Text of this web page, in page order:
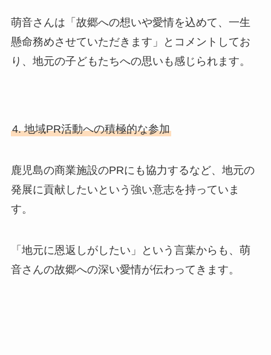
萌音さんは「故郷への想いや愛情を込めて、一生
懸命務めさせていただきます」とコメントしてお
り、地元の子どもたちへの思いも感じられます。
4. 地域PR活動への積極的な参加
鹿児島の商業施設のPRにも協力するなど、地元の
発展に貢献したいという強い意志を持っていま
す。
「地元に恩返しがしたい」という言葉からも、萌
音さんの故郷への深い愛情が伝わってきます。